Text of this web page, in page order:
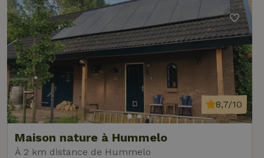
Maison nature à Hummelo
À 2 km distance de Hummelo
8,7/10